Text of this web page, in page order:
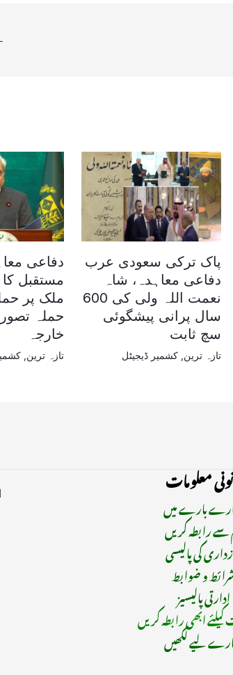
پاک ترکی سعودی عرب
دفاعی معاہدہ، شاہ
نعمت اللہ ولی کی 600
سال پرانی پیشگوئی
سچ ثابت
تازہ ترین کشمیر ڈیجیٹل
دفاعی
مستقبل
ملک پر
حملہ تصور
خارجہ
تازہ ترین ,
معلومات
بارے میں
رابطہ کریں
کی پالیسی
و ضوابط
ادارتی پالیسیز
ابھی رابطہ کریں
لیے لکھیں